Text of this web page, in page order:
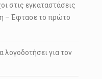
στις εγκαταστάσεις
– Έφτασε το πρώτο
για τον